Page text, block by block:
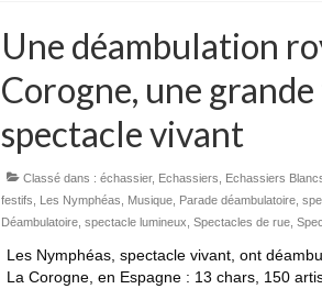
Une déambulation
Corogne, une
spectacle vivant
Classé dans : échassier, Echassiers Echassiers
festifs
Les Nymphéas Musique, Parade déambulatoire,
Déambulatoire, spectacle lumineux Spectacles de rue,
Les Nymphéas, spectacle vivant, ont
La Corogne, en Espagne : 13 chars, 150